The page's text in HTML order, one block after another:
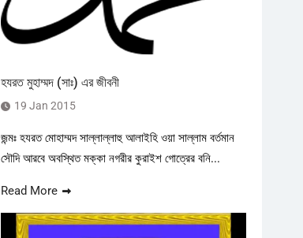
হযরত মুহাম্মদ (সাঃ) এর জীবনী
19 Jan 2015
জন্মঃ হযরত মোহাম্মদ সাল্লাল্লাহু আলাইহি ওয়া সাল্লাম বর্তমান
সৌদি আরবে অবস্থিত মক্কা নগরীর কুরাইশ গোত্রের বনি...
Read More